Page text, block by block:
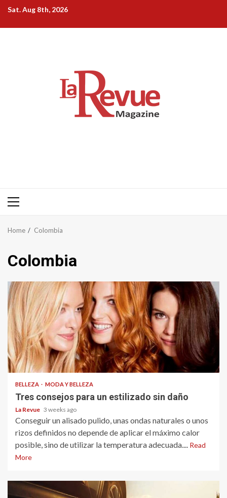
Skip
content
Sat. Aug 8th, 2026
Primary
Home Colombia
Colombia
BELLEZA MODA Y BELLEZA
Tres consejos para un estilizado sin daño
La Revue 3 weeks ago
Conseguir un alisado pulido, unas ondas naturales o unos
rizos definidos no depende de aplicar el máximo calor
posible, sino de utilizar la temperatura adecuada.... Read
More